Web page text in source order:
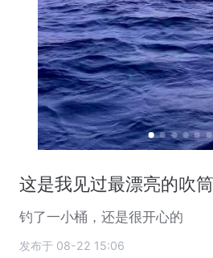
这是我见过最漂亮的吹
钓了一小桶，还是很开心的
发布于 08-22 15:06